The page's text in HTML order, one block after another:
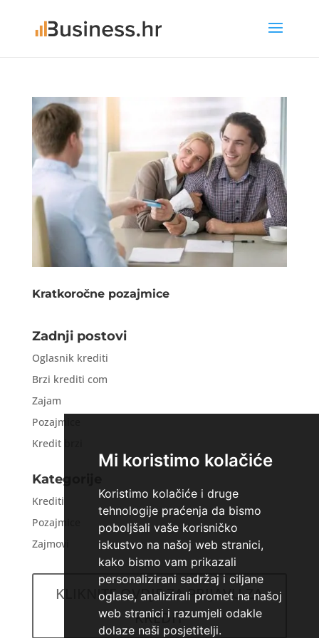
Mi koristimo kolačiće
Koristimo kolačiće i druge
tehnologije praćenja da bismo
poboljšali vaše korisničko
iskustvo na našoj web stranici,
kako bismo vam prikazali
personalizirani sadržaj i ciljane
oglase, analizirali promet na našoj
web stranici i razumjeli odakle
dolaze naši posjetitelji.
Kratkoročne pozajmice
Zadnji postovi
Oglasnik krediti
Brzi krediti com
Zajam
Pozajmice
Kredit brzi
Kategorije
Krediti
Pozajmice
Zajmovi
KLIKNITE OVDJE ZA PRIJAVU ZA
KREDIT